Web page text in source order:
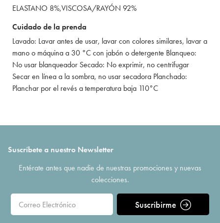
ELASTANO 8%,VISCOSA/RAYÓN 92%
Cuidado de la prenda
Lavado: Lavar antes de usar, lavar con colores similares, lavar a
mano o máquina a 30 °C con jabón o detergente Blanqueo:
No usar blanqueador Secado: No exprimir, no centrifugar
Secar en línea a la sombra, no usar secadora Planchado:
Planchar por el revés a temperatura baja 110°C
Suscríbete a nuestro Newsletter
Entérate antes que nadie de nuestras promociones y nuevas
colecciones.
Suscribirme